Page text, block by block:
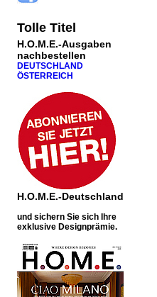
Tolle Titel
H.O.M.E.-Ausgaben
nachbestellen
DEUTSCHLAND
ÖSTERREICH
H.O.M.E.-Deutschland
und sichern Sie sich Ihre
exklusive Designprämie.